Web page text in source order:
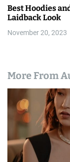
Best Hoodies
Laidback Look
November 20, 2023
More From